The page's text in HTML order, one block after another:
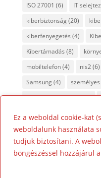
Ez a weboldal cookie-kat
weboldalunk használata
tudjuk biztosítani. A
böngészéssel hozzájárul
ISO 27001 (6) IT
kiberbiztonság(20)
kiberfenyegetés (4)
Kibertámadás (8)
mobiltelefon(4) nis2(6)
Samsung(4)
tanúsított adattörlés(7)
újrahasznosítás
(8)